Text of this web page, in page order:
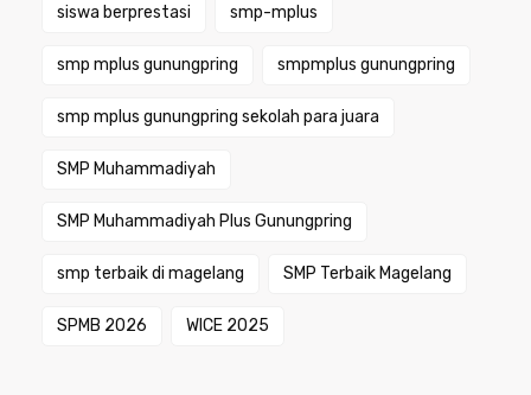
siswa berprestasi smp-mplus
smp mplus gunungpring smpmplus gunungpring
smp mplus gunungpring sekolah para juara
SMP Muhammadiyah
SMP Muhammadiyah Plus Gunungpring
smp terbaik di magelang SMP Terbaik Magelang
SPMB 2026 WICE 2025